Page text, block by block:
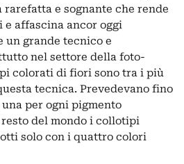
e sognante che rende
e affascina ancor oggi
un grande tecnico e
nel settore della foto-
colorati di fiori sono tra i più
tecnica. Prevedevano fino
per ogni pigmento
del mondo i collotipi
solo con i quattro colori